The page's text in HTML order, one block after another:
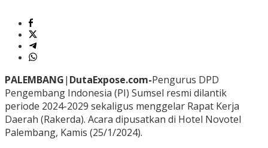
PALEMBANG| DutaExpose.com-Pengurus DPD
Pengembang Indonesia (PI) Sumsel resmi dilantik
periode 2024-2029 sekaligus menggelar Rapat Kerja
Daerah (Rakerda). Acara dipusatkan di Hotel Novotel
Palembang, Kamis (25/1/2024).